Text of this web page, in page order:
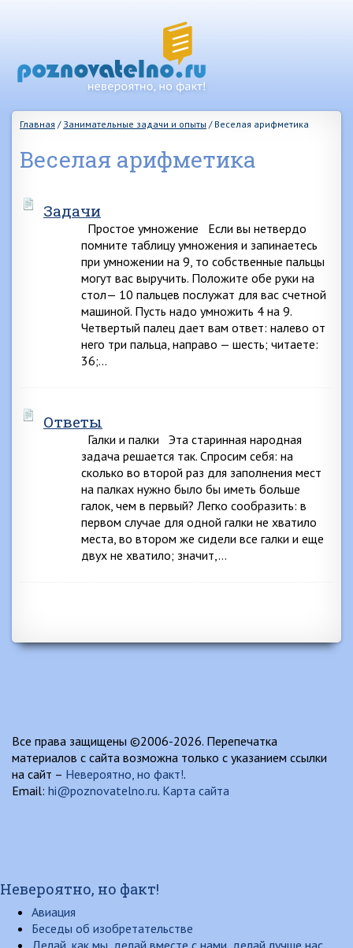
Главная / Занимательные задачи и опыты / Веселая арифметика
Веселая арифметика
Задачи
Простое умножение Если вы нетвердо
помните таблицу умножения и запинаетесь
при умножении на 9, то собственные пальцы
могут вас выручить. Положите обе руки на
стол— 10 пальцев послужат для вас счетной
машиной. Пусть надо умножить 4 на 9.
Четвертый палец дает вам ответ: налево от
него три пальца, направо — шесть; читаете:
36;…
Ответы
Галки и палки Эта старинная народная
задача решается так. Спросим себя: на
сколько во второй раз для заполнения мест
на палках нужно было бы иметь больше
галок, чем в первый? Легко сообразить: в
первом случае для одной галки не хватило
места, во втором же сидели все галки и еще
двух не хватило; значит,…
Все права защищены ©2006-2026. Перепечатка
материалов с сайта возможна только с указанием ссылки
на сайт – Невероятно, но факт!.
Email: hi@poznovatelno.ru. Карта сайта
Невероятно, но факт!
Авиация
Беседы об изобретательстве
Делай, как мы, делай вместе с нами, делай лучше нас